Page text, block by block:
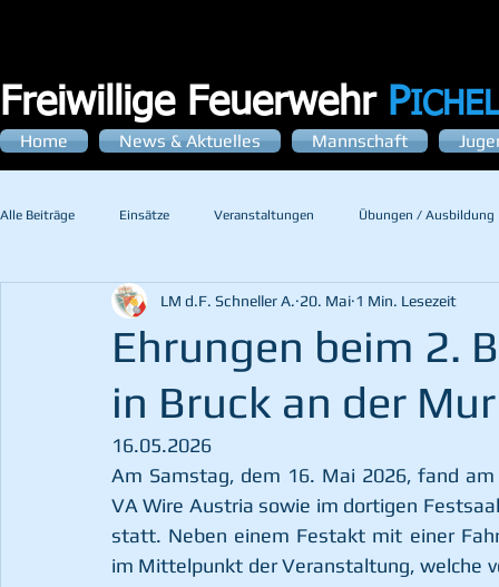
Freiwillige Feuerwehr P
Home News & Aktuelles Mannschaft
Alle Beiträge Einsätze Veranstaltungen Übungen / Ausbildung
Ehrungen beim 2.
in Bruck an der Mur
LM d.F. Schneller A. 20. Mai 1 Min. Lesezeit
16.05.2026
Am Samstag, dem 16. Mai 2026, fand
VA Wire Austria sowie im dortigen
statt. Neben einem Festakt mit einer
im Mittelpunkt der Veranstaltung, welche